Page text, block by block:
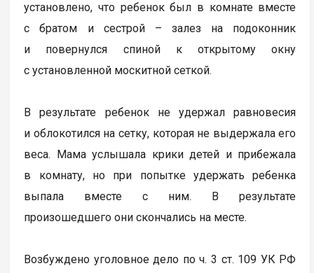
установлено, что ребенок был в комнате вместе
с братом и сестрой – залез на подоконник
и повернулся спиной к открытому окну
с установленной москитной сеткой.
В результате ребенок не удержал равновесия
и облокотился на сетку, которая не выдержала его
веса. Мама услышала крики детей и прибежала
в комнату, но при попытке удержать ребенка
выпала вместе с ним. В результате
произошедшего они скончались на месте.
Возбуждено уголовное дело по ч. 3 ст. 109 УК РФ